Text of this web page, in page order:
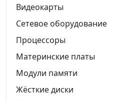
Видеокарты
Сетевое оборудование
Процессоры
Материнские платы
Модули памяти
Жёсткие диски